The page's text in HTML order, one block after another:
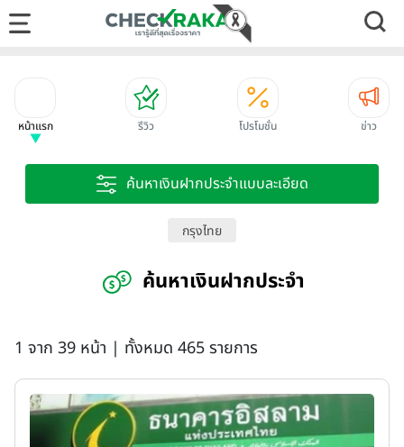
หน้าแรก รีวิว โปรโมชั่น ข่าว
ค้นหาเงินฝากประจำแบบละเอียด
กรุงไทย
ค้นหาเงินฝากประจำ
1 จาก 39 หน้า | ทั้งหมด 465 รายการ